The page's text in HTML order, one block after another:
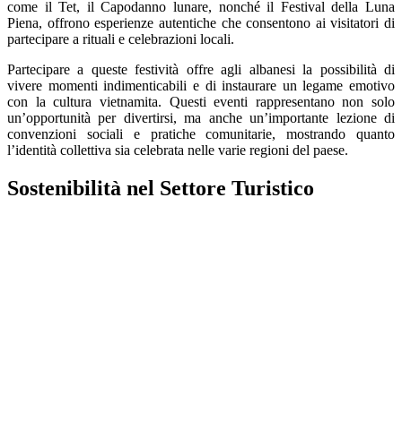
come il Tet, il Capodanno lunare, nonché il Festival della Luna
Piena, offrono esperienze autentiche che consentono ai visitatori di
partecipare a rituali e celebrazioni locali.
Partecipare a queste festività offre agli albanesi la possibilità di
vivere momenti indimenticabili e di instaurare un legame emotivo
con la cultura vietnamita. Questi eventi rappresentano non solo
un’opportunità per divertirsi, ma anche un’importante lezione di
convenzioni sociali e pratiche comunitarie, mostrando quanto
l’identità collettiva sia celebrata nelle varie regioni del paese.
Sostenibilità nel Settore Turistico